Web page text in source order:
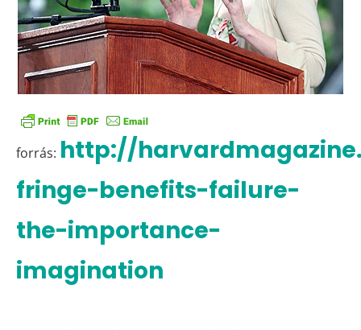
forrás: http://
fringe-benefits-failure-
the-importance-
imagination